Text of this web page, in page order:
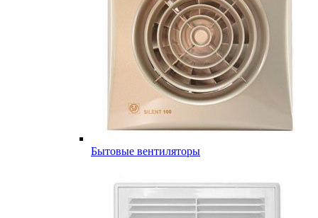
Бытовые вентиляторы